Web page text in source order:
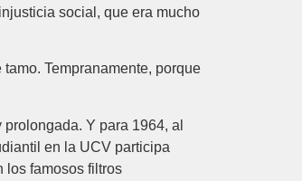
social, que era mucho
Tempranamente, porque
Y para 1964, al
en la UCV participa
los famosos filtros